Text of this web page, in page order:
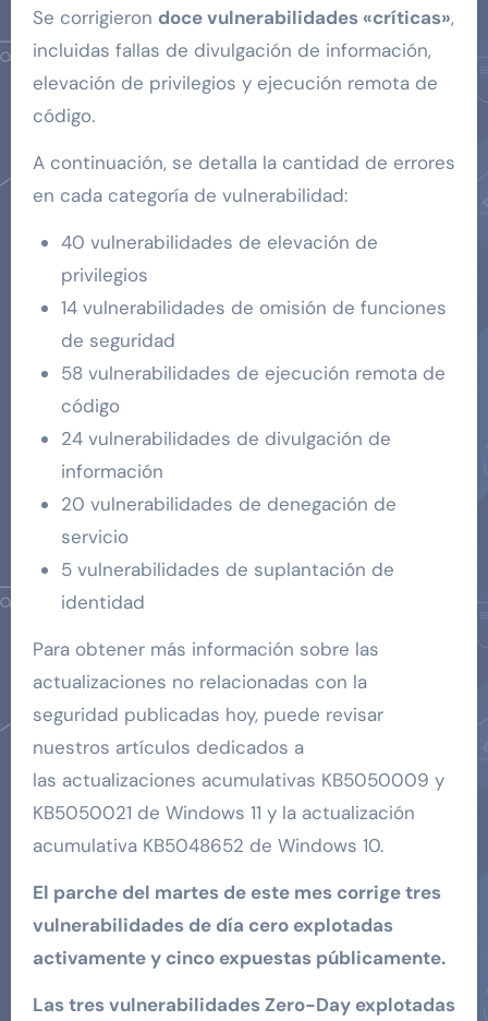
Se corrigieron doce vulnerabilidades «críticas»,
incluidas fallas de divulgación de información,
elevación de privilegios y ejecución remota de
código.
A continuación, se detalla la cantidad de errores
en cada categoría de vulnerabilidad:
40 vulnerabilidades de elevación de
privilegios
14 vulnerabilidades de omisión de funciones
de seguridad
58 vulnerabilidades de ejecución remota de
código
24 vulnerabilidades de divulgación de
información
20 vulnerabilidades de denegación de
servicio
5 vulnerabilidades de suplantación de
identidad
Para obtener más información sobre las
actualizaciones no relacionadas con la
seguridad publicadas hoy, puede revisar
nuestros artículos dedicados a
las actualizaciones acumulativas KB5050009 y
KB5050021 de Windows 11 y la actualización
acumulativa KB5048652 de Windows 10.
El parche del martes de este mes corrige tres
vulnerabilidades de día cero explotadas
activamente y cinco expuestas públicamente.
Las tres vulnerabilidades Zero-Day explotadas